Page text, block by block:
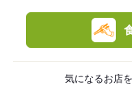
気になるお店